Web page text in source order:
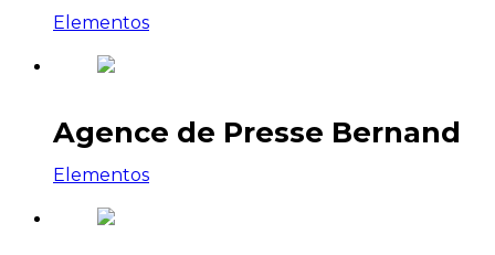
Elementos
Agence de Presse Bernand
Elementos